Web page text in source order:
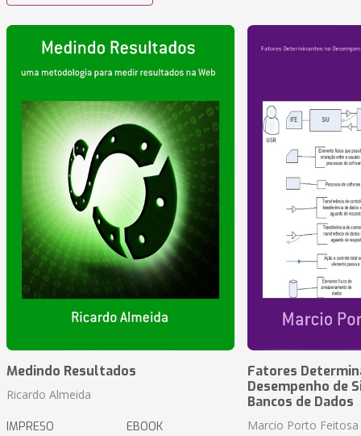
Medindo Resultados
Ricardo Almeida
IMPRESO EBOOK
Fatores
Desempenho de
Bancos de Dados
Marcio Porto Feitosa